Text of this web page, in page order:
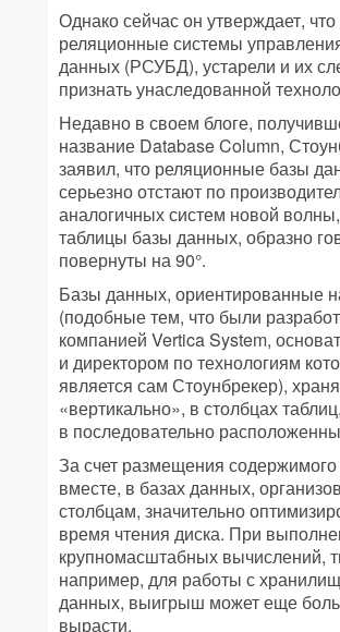
Однако сейчас он утверждает, что
реляционные системы
данных (РСУБД), устарели и их
признать унаследованной
Недавно в своем блоге,
название Database Column,
заявил, что реляционные базы
серьезно отстают по
аналогичных систем новой
таблицы базы данных, образно
повернуты на 90°.
Базы данных, ориентированные
(подобные тем, что были
компанией Vertica System,
и директором по технологиям
является сам Стоунбрекер),
«вертикально», в столбцах
в последовательно
За счет размещения содержимого
вместе, в базах данных,
столбцам, значительно
время чтения диска. При
крупномасштабных вычислений,
например, для работы с
данных, выигрыш может еще
вырасти.